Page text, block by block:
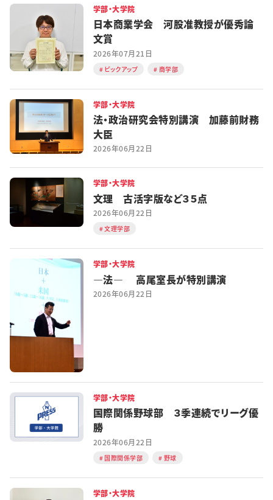
学部・大学院
日本商業学会 河股准教授が優秀論
文賞
2026年07月21日
ピックアップ 商学部
学部・大学院
法・政治研究会特別講演 加藤前財務
大臣
2026年06月22日
学部・大学院
文理 古活字版など３５点
2026年06月22日
文理学部
学部・大学院
―法― 高尾室長が特別講演
2026年06月22日
学部・大学院
国際関係野球部 ３季連続でリーグ優
勝
2026年06月22日
国際関係学部 野球
学部・大学院